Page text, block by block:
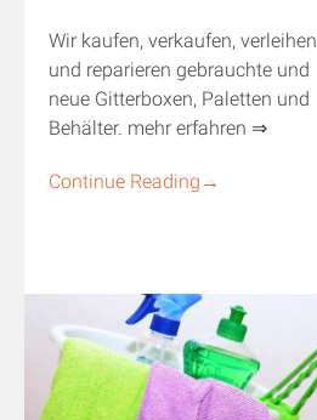
Wir kaufen, verkaufen, verleihen
und reparieren gebrauchte und
neue Gitterboxen, Paletten und
Behälter. mehr erfahren ⇒
Continue Reading →